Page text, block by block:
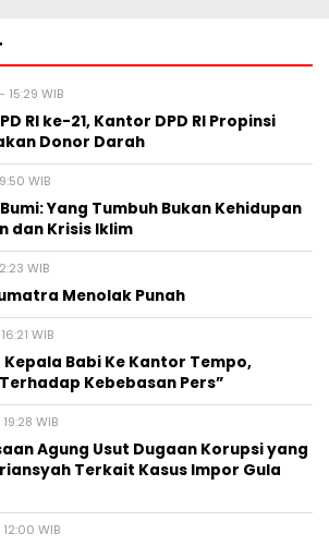
WIB
RI ke-21, Kantor DPD RI Propinsi
Donor Darah
WIB
Yang Tumbuh Bukan Kehidupan
dan Krisis Iklim
WIB
Menolak Punah
WIB
Babi Ke Kantor Tempo,
Kebebasan Pers”
WIB
Agung Usut Dugaan Korupsi yang
Terkait Kasus Impor Gula
WIB